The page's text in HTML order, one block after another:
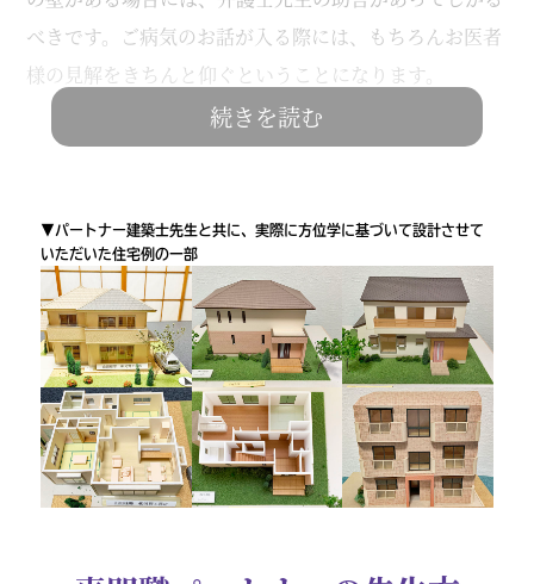
べきです。ご病気のお話が入る際には、もちろんお医者
様の見解をきちんと仰ぐということになります。
これが、柴山壽子が誇る「唯一無二のパートナー
も、それのみでは決して相談者に寄り添うことはできま
せん。サポートしていただく力強いプロフェッショナル
アドバイザーの存在があってはじめて
「実用的な鑑定」
が成り立つのです。このような強力なネットワークを備
えた鑑定家は世界広しといえど、柴山壽子以外にはあり
ません。
私たちが生きていく上で「陰と陽」いわゆるプラスとマ
イナスがあり、これらは互いに支えあっていますが、
中でのつながりを大切に、支えあいながら確度の高い鑑
続きを読む
▼パートナー建築士先生と共に、実際に方位学に基づいて設計させて
いただいた住宅例の一部